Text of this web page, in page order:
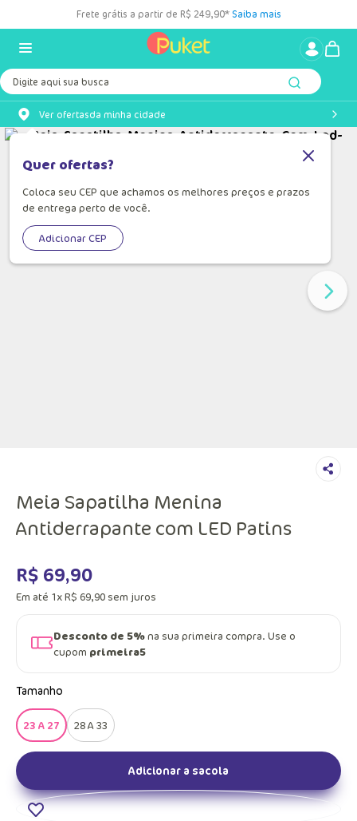
Frete grátis a partir de R$ 249,90* Saiba mais
Digite aqui sua busca
Ver ofertasda minha cidade
Quer ofertas?
Coloca seu CEP que achamos os melhores preços e prazos
de entrega perto de você.
Adicionar CEP
Meia Sapatilha Menina
Antiderrapante com LED Patins
R$ 69,90
Em até 1xR$ 69,90 sem juros
Desconto de 5%na sua primeira compra. Use o
cupom primeira5
Tamanho
23 A 27 28 A 33
Adicionar a sacola